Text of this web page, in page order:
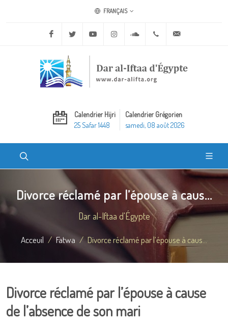
FRANÇAIS
Facebook Twitter Youtube Instagram Soundcloud+20 2 25970400
Calendrier Hijri
25 Safar 1448
Calendrier Grégorien
samedi, 08 août 2026
Divorce réclamé par l’épouse à caus...
Dar al-Iftaa d'Égypte
Acceuil Fatwa Divorce réclamé par l’épouse à caus...
Divorce réclamé par l’épouse à cause
de l’absence de son mari